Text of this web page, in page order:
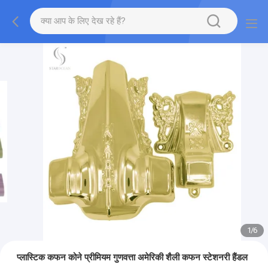
1/6
प्लास्टिक कफन कोने प्रीमियम गुणवत्ता अमेरिकी शैली कफन स्टेशनरी हैंडल